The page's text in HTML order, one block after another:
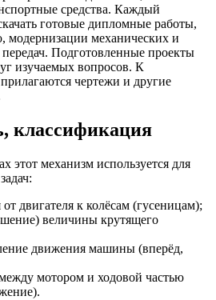
средства. Каждый
готовые дипломные работы,
механических и
Подготовленные проекты
изучаемых вопросов. К
чертежи и другие
классификация
этот механизм используется для
двигателя к колёсам (гусеницам);
величины крутящего
движения машины (вперёд,
мотором и ходовой частью